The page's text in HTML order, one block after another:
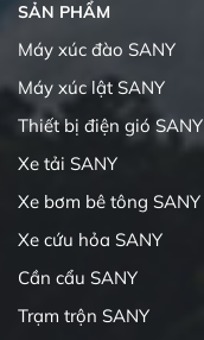
SẢN PHẨM
Máy xúc đào SANY
Máy xúc lật SANY
Thiết bị điện gió SANY
Xe tải SANY
Xe bơm bê tông SANY
Xe cứu hỏa SANY
Cần cẩu SANY
Trạm trộn SANY